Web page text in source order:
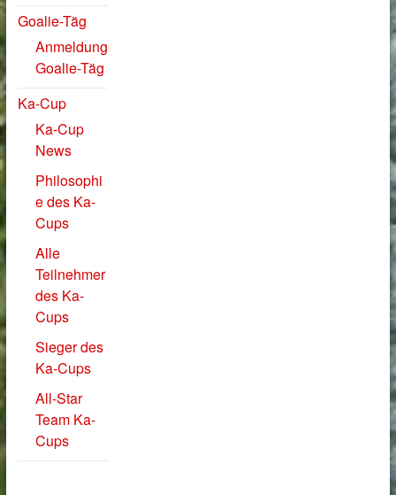
Goalie-Täg
Anmeldung
Goalie-Täg
Ka-Cup
Ka-Cup
News
Philosophi
e des Ka-
Cups
Alle
Teilnehmer
des Ka-
Cups
Sieger des
Ka-Cups
All-Star
Team Ka-
Cups